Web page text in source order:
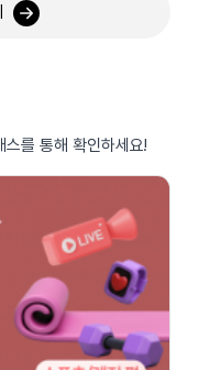
를 통해 확인하세요!